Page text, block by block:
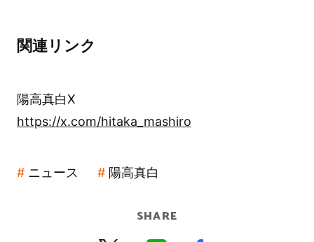
関連リンク
陽高真白X
https://x.com/hitaka_mashiro
ニュース 陽高真白
SHARE